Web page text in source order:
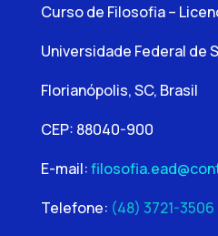
Curso de Filosofia –
Universidade Federal de
Florianópolis, SC, Brasil
CEP: 88040-900
E-mail:
Telefone: (48) 3721-3506